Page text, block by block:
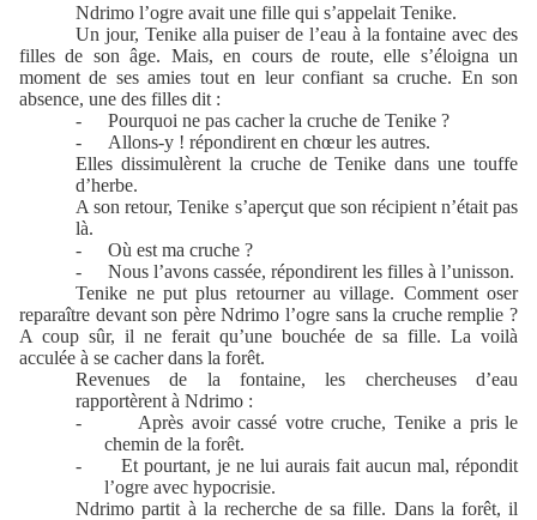
Ndrimo l’ogre avait une fille qui s’appelait Tenike.
Un jour, Tenike alla puiser de l’eau à la fontaine avec des
filles de son âge. Mais, en cours de route, elle s’éloigna un
moment de ses amies tout en leur confiant sa cruche. En son
absence, une des filles dit :
-
Pourquoi ne pas cacher la cruche de Tenike ?
-
Allons-y ! répondirent en chœur les autres.
Elles dissimulèrent la cruche de Tenike dans une touffe
d’herbe.
A son retour, Tenike s’aperçut que son récipient n’était pas
là.
-
Où est ma cruche ?
-
Nous l’avons cassée, répondirent les filles à l’unisson.
Tenike ne put plus retourner au village. Comment oser
reparaître devant son père Ndrimo l’ogre sans la cruche remplie ?
A coup sûr, il ne ferait qu’une bouchée de sa fille. La voilà
acculée à se cacher dans la forêt.
Revenues de la fontaine, les chercheuses d’eau
rapportèrent à Ndrimo :
-
Après avoir cassé votre cruche, Tenike a pris le
chemin de la forêt.
-
Et pourtant, je ne lui aurais fait aucun mal, répondit
l’ogre avec hypocrisie.
Ndrimo partit à la recherche de sa fille. Dans la forêt, il